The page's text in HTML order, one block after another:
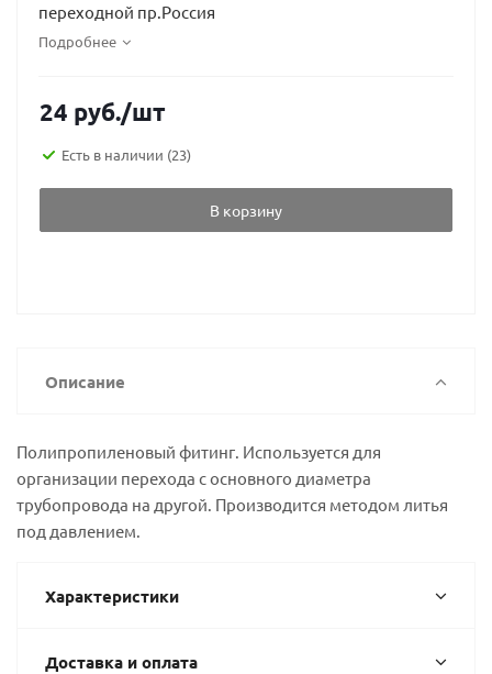
переходной пр.Россия
Подробнее
24 руб./шт
Есть в наличии (23)
В корзину
Описание
Полипропиленовый фитинг. Используется для
организации перехода с основного диаметра
трубопровода на другой. Производится методом литья
под давлением.
Характеристики
Доставка и оплата